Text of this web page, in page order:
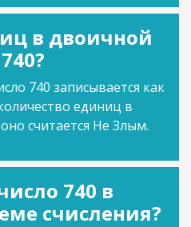
в двоичной
740 записывается как
единиц в
считается Не Злым.
740 в
счисления?